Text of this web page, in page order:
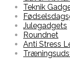
Teknik
Julegadgets
Roundnet
Anti Stress